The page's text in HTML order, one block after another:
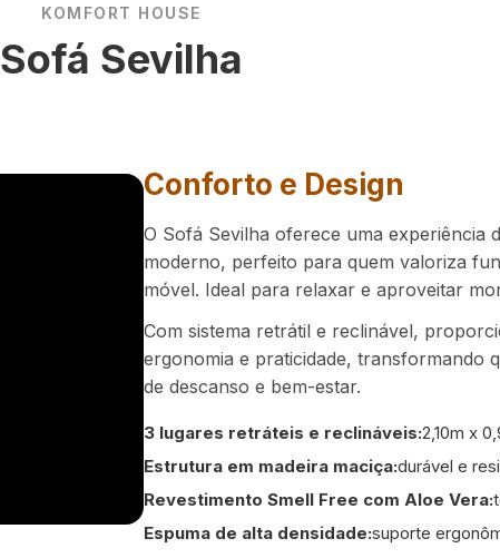
KOMFORT HOUSE
Sofá Sevilha
Conforto e Design
O Sofá Sevilha oferece uma experiência
moderno, perfeito para quem valoriza
móvel. Ideal para relaxar e aproveitar
Com sistema retrátil e reclinável,
ergonomia e praticidade, transformando
de descanso e bem-estar.
3 lugares retráteis e reclináveis:2,10m x
Estrutura em madeira maciça:durável e
Revestimento Smell Free com Aloe Vera:
Espuma de alta densidade:suporte